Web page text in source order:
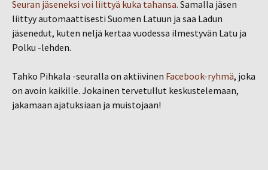
Seuran jäseneksi voi liittyä kuka tahansa. Samalla jäsen
liittyy automaattisesti Suomen Latuun ja saa Ladun
jäsenedut, kuten neljä kertaa vuodessa ilmestyvän Latu ja
Polku -lehden.
Tahko Pihkala -seuralla on aktiivinen Facebook-ryhmä, joka
on avoin kaikille. Jokainen tervetullut keskustelemaan,
jakamaan ajatuksiaan ja muistojaan!